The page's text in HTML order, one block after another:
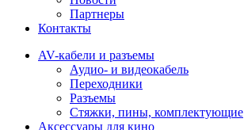
Партнеры
Контакты
AV-кабели и разъемы
Аудио- и видеокабель
Переходники
Разъемы
Стяжки, пины, комплектующие
Аксессуары для кино